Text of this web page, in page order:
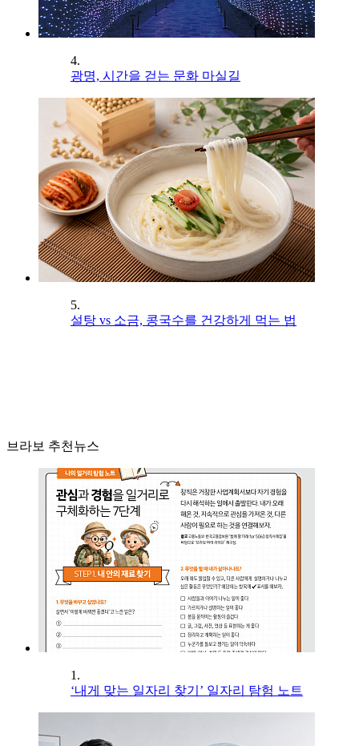
4.
광명, 시간을 걷는 문화 마실길
5.
설탕 vs 소금, 콩국수를 건강하게 먹는 법
브라보 추천뉴스
1.
‘내게 맞는 일자리 찾기’ 일자리 탐험 노트